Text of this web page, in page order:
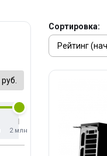
руб.
2 млн
Сортировка: